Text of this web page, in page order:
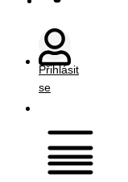
Přihlásit
se